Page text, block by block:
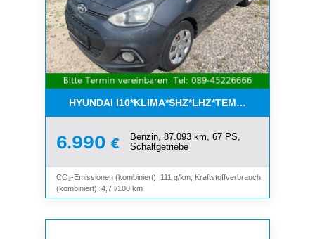
HYUNDAI
6.990 €
Benzin, 87.093 km, 67 PS,
Schaltgetriebe
CO₂-Emissionen (kombiniert): 111 g/km, Kraftstoffverbrauch
(kombiniert): 4,7 l/100 km